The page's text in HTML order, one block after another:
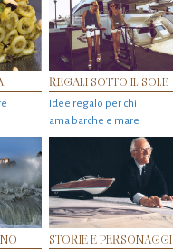
REGALI SOTTO IL SOLE
Idee regalo per chi
ama barche e mare
STORIE E PERSONAGGI